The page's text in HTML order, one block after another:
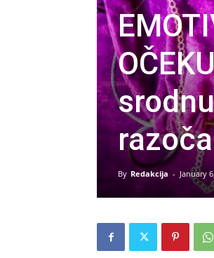
By Redakcija - January